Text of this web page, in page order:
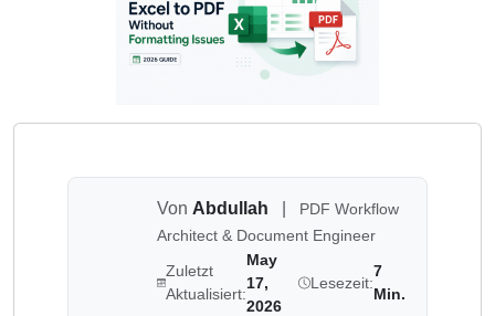
Von Abdullah
PDF Workflow
Architect & Document Engineer
Zuletzt
Aktualisiert:
May
17,
2026
Lesezeit:
7
Min.